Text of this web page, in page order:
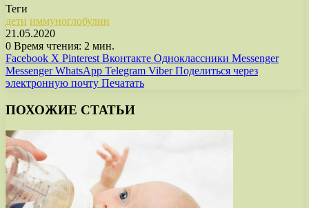
Теги
дети иммуноглобулин
21.05.2020
0 Время чтения: 2 мин.
Facebook X Pinterest Вконтакте Одноклассники Messenger
Messenger WhatsApp Telegram Viber Поделиться через
электронную почту Печатать
ПОХОЖИЕ СТАТЬИ